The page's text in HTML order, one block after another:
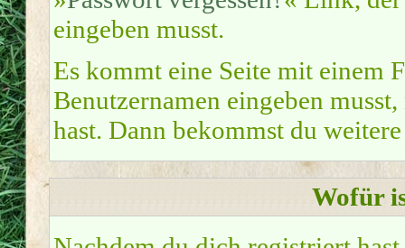
eingeben musst.
Es kommt eine Seite mit einem
Benutzernamen eingeben
hast. Dann bekommst du
Wofür